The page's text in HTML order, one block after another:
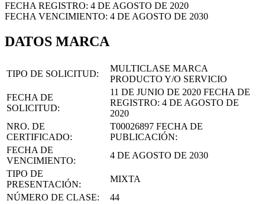
FECHA REGISTRO: 4 DE AGOSTO DE 2020
FECHA VENCIMIENTO: 4 DE AGOSTO DE 2030
DATOS MARCA
TIPO DE SOLICITUD:
MULTICLASE MARCA
PRODUCTO Y/O SERVICIO
FECHA DE
SOLICITUD:
11 DE JUNIO DE 2020 FECHA DE
REGISTRO: 4 DE AGOSTO DE
2020
NRO. DE
CERTIFICADO:
T00026897 FECHA DE
PUBLICACIÓN:
FECHA DE
VENCIMIENTO:
4 DE AGOSTO DE 2030
TIPO DE
PRESENTACIÓN:
MIXTA
NÚMERO DE CLASE:
44